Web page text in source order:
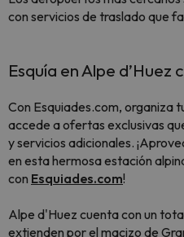
con servicios de traslado que
Esquía en Alpe d’Huez
Con Esquiades.com, organiza
accede a ofertas exclusivas
y servicios adicionales.
en esta hermosa estación
con Esquiades.com!
Alpe d'Huez cuenta con un
extienden por el macizo de